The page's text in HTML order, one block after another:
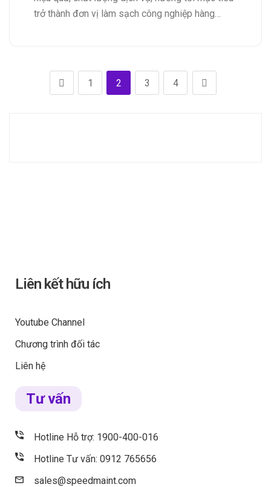
trở thành đơn vị làm sạch công nghiệp hàng…
1 2 3 4
Liên kết hữu ích
Youtube Channel
Chương trình đối tác
Liên hệ
Tư vấn
Hotline Hỗ trợ: 1900-400-016
Hotline Tư vấn: 0912 765656
sales@speedmaint.com